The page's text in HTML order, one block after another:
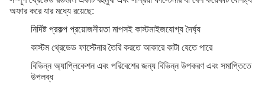
অফার করে যার মধ্যে রয়েছে:
নির্দিষ্ট প্রকল্প প্রয়োজনীয়তা মাপসই কাস্টমাইজযোগ্য দৈর্ঘ্য
কাস্টম থ্রেডেড ফাস্টেনার তৈরি করতে আকারে কাটা যেতে পারে
বিভিন্ন অ্যাপ্লিকেশন এবং পরিবেশের জন্য বিভিন্ন উপকরণ এবং সমাপ্তিতে
উপলব্ধ